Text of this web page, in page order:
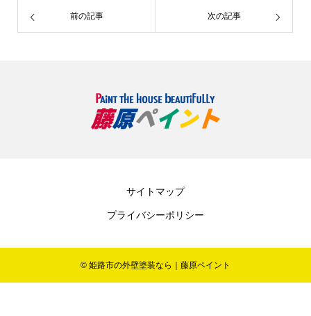
前の記事 次の記事
サイトマップ
プライバシーポリシー
© 姫路市の外壁塗装なら｜藤原ペイント